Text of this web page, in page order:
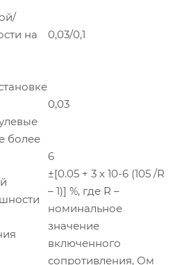
на
0,03/0,1
более
0,03
6
±[0.05 + 3 х 10-6 (105 /R
– 1)] %, где R –
номинальное
значение
включенного
сопротивления, Ом